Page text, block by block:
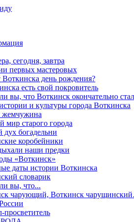
сегодня, завтра
первых мастеровых
Воткинска день рождения?
есть свой покровитель
вы, что Воткинск окончательно
и культуры города Воткинска
жемчужина
мир старого города
дух богадельни
коробейники
наши предки
«Воткинск»
даты истории Воткинска
словарик
вы, что...
чарующий, Воткинск
просветитель